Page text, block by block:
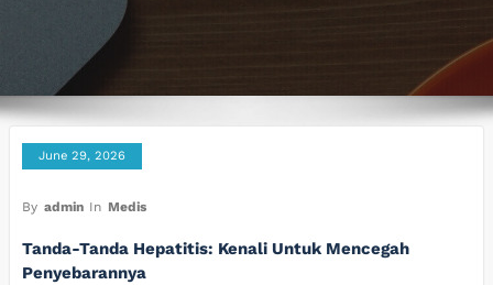
June 29, 2026
By admin In Medis
Tanda-Tanda Hepatitis: Kenali Untuk Mencegah
Penyebarannya